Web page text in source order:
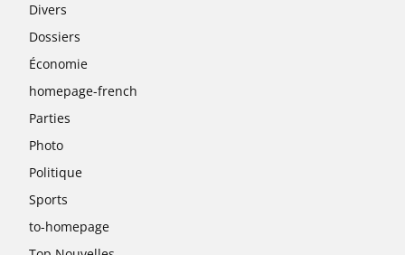
Divers
Dossiers
Économie
homepage-french
Parties
Photo
Politique
Sports
to-homepage